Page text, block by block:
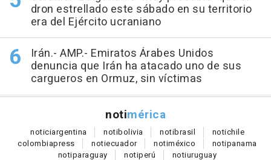
dron estrellado este sábado en su territorio
era del Ejército ucraniano
Irán.- AMP.- Emiratos Árabes Unidos
denuncia que Irán ha atacado uno de sus
cargueros en Ormuz, sin víctimas
notimérica
noticiargentina notibolivia notibrasil notichile
colombiapress notiecuador notiméxico notipanama
notiparaguay notiperú notiuruguay